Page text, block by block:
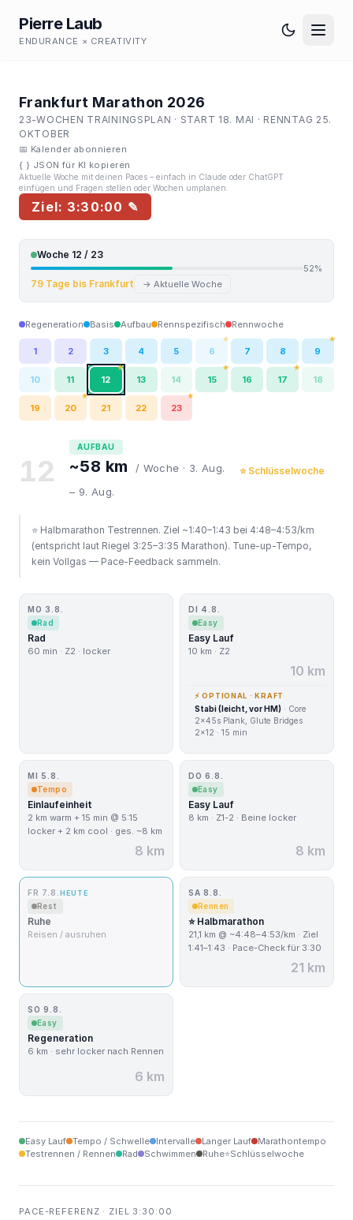
Pierre Laub
ENDURANCE × CREATIVITY
Frankfurt Marathon 2026
23-WOCHEN TRAININGSPLAN · START 18. MAI · RENNTAG 25.
OKTOBER
📅 Kalender abonnieren
{ } JSON für KI kopieren
Aktuelle Woche mit deinen Paces – einfach in Claude oder ChatGPT
einfügen und Fragen stellen oder Wochen umplanen.
Ziel: 3:30:00 ✎
Woche 12 / 23
52%
79 Tage bis Frankfurt → Aktuelle Woche
Regeneration Basis Aufbau Rennspezifisch Rennwoche
1 2 3 4 5 6
★
7 8 9
★
10 11 12
★
13 14 15
★
16 17
★
18
19 20
★
21 22 23
★
12
AUFBAU
~58 km
/ Woche · 3. Aug.
– 9. Aug.
⭐ Schlüsselwoche
⭐ Halbmarathon Testrennen. Ziel ~1:40–1:43 bei 4:48–4:53/km
(entspricht laut Riegel 3:25–3:35 Marathon). Tune-up-Tempo,
kein Vollgas — Pace-Feedback sammeln.
MO 3.8.
Rad
Rad
60 min · Z2 · locker
DI 4.8.
Easy
Easy Lauf
10 km · Z2
10 km
⚡ OPTIONAL · KRAFT
Stabi (leicht, vor HM) · Core
2×45s Plank, Glute Bridges
2×12 · 15 min
MI 5.8.
Tempo
Einlaufeinheit
2 km warm + 15 min @ 5:15
locker + 2 km cool · ges. ~8 km
8 km
DO 6.8.
Easy
Easy Lauf
8 km · Z1-2 · Beine locker
8 km
FR 7.8. HEUTE
Rest
Ruhe
Reisen / ausruhen
SA 8.8.
Rennen
⭐ Halbmarathon
21,1 km @ ~4:48–4:53/km · Ziel
1:41–1:43 · Pace-Check für 3:30
21 km
SO 9.8.
Easy
Regeneration
6 km · sehr locker nach Rennen
6 km
Easy Lauf Tempo / Schwelle Intervalle Langer Lauf
Marathontempo
Testrennen / Rennen
Rad Schwimmen Ruhe⭐Schlüsselwoche
PACE-REFERENZ · ZIEL 3:30:00